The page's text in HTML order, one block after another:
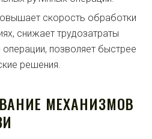
скорость обработки
снижает трудозатраты
позволяет быстрее
решения.
МЕХАНИЗМОВ